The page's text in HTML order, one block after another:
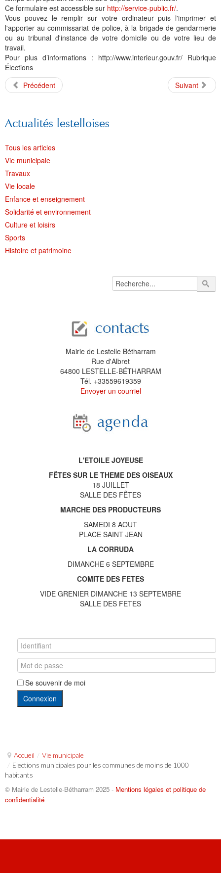
Ce formulaire est accessible sur http://service-public.fr/.
Vous pouvez le remplir sur votre ordinateur puis l'imprimer et
l'apporter au commissariat de police, à la brigade de gendarmerie
ou au tribunal d'instance de votre domicile ou de votre lieu de
travail.
Pour plus d’informations : http://www.interieur.gouv.fr/ Rubrique
Élections
Précédent
Suivant
Actualités lestelloises
Tous les articles
Vie municipale
Travaux
Vie locale
Enfance et enseignement
Solidarité et environnement
Culture et loisirs
Sports
Histoire et patrimoine
Mairie de Lestelle Bétharram
Rue d'Albret
64800 LESTELLE-BÉTHARRAM
Tél. +33559619359
Envoyer un courriel
L'ETOILE JOYEUSE
FÊTES SUR LE THEME DES OISEAUX
18 JUILLET
SALLE DES FÊTES
MARCHE DES PRODUCTEURS
SAMEDI 8 AOUT
PLACE SAINT JEAN
LA CORRUDA
DIMANCHE 6 SEPTEMBRE
COMITE DES FETES
VIDE GRENIER DIMANCHE 13 SEPTEMBRE
SALLE DES FETES
Se souvenir de moi
Connexion
Accueil / Vie municipale
/ Elections municipales pour les communes de moins de 1000
habitants
© Mairie de Lestelle-Bétharram 2025 - Mentions légales et politique de
confidentialité